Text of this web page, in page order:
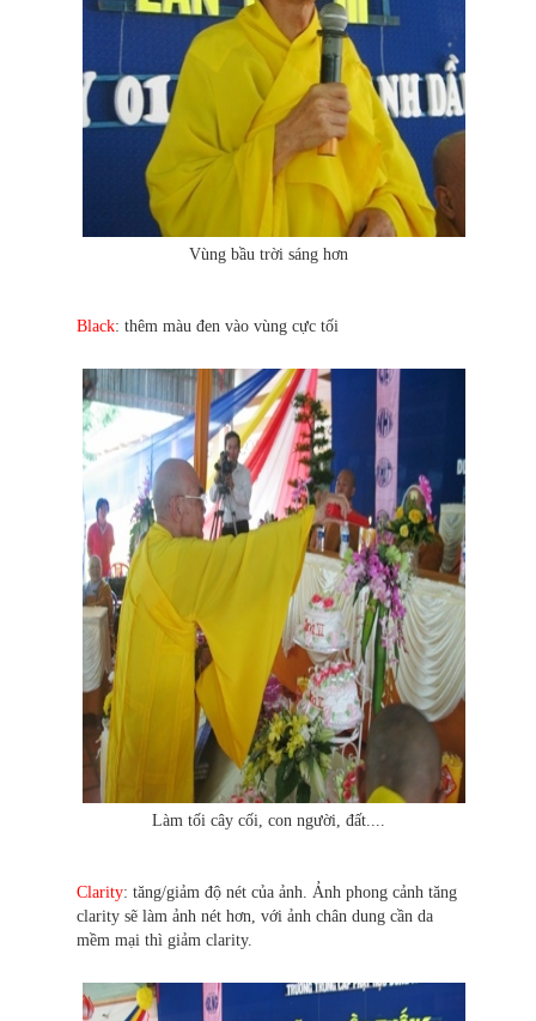
Vùng bầu trời sáng hơn
Black: thêm màu đen vào vùng cực tối
Làm tối cây cối, con người, đất....
Clarity: tăng/giảm độ nét của ảnh. Ảnh phong cảnh tăng
clarity sẽ làm ảnh nét hơn, với ảnh chân dung cần da
mềm mại thì giảm clarity.